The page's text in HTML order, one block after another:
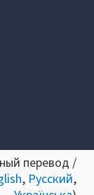
перевод /
, Русский,